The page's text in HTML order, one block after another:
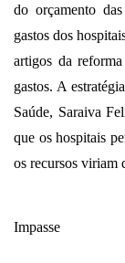
do orçamento
gastos dos
artigos da
gastos. A
Saúde, Saraiva
que os hospitais
os recursos viriam
Impasse